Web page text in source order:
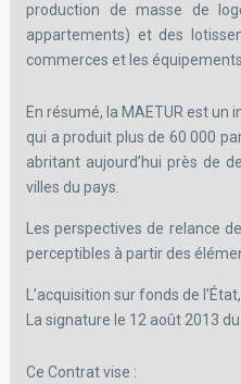
production de masse de
appartements) et des
commerces et les
En résumé, la MAETUR est un
qui a produit plus de 60 000
abritant aujourd’hui près de
villes du pays.
Les perspectives de relance
perceptibles à partir des
L’acquisition sur fonds de
La signature le 12 août 2013
Ce Contrat vise :